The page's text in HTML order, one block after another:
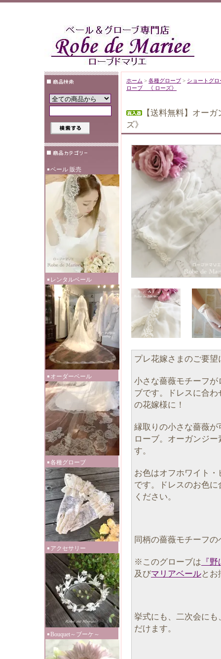
ベール 販売
レンタルベール
オーダーベール
各種グローブ
アクセサリー
Bouquet～ブーケ～
ホーム > 各種グローブ > ショートグロ
ローブ 《 ローズ》
【送料無料】オー
ズ》
プレ花嫁さまのご要
小さな薔薇モチーフ
ブです。ドレスに合
の花嫁様に！
縁取りの小さな薔薇
ローブ。オーガンジ
す。
お色はオフホワイト
です。ドレスのお色
ください。
同柄の薔薇モチーフ
※このグローブは 『
及びマリアベールと
挙式にも、二次会に
だけます。